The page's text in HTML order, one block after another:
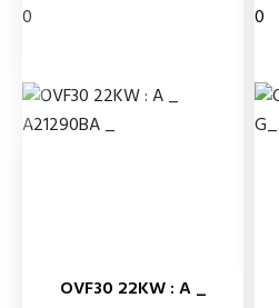
0
OVF30 22KW : A _
0